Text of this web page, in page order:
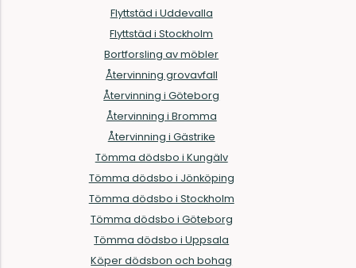
Flyttstäd i Uddevalla
Flyttstäd i Stockholm
Bortforsling av möbler
Återvinning grovavfall
Återvinning i Göteborg
Återvinning i Bromma
Återvinning i Gästrike
Tömma dödsbo i Kungälv
Tömma dödsbo i Jönköping
Tömma dödsbo i Stockholm
Tömma dödsbo i Göteborg
Tömma dödsbo i Uppsala
Köper dödsbon och bohag